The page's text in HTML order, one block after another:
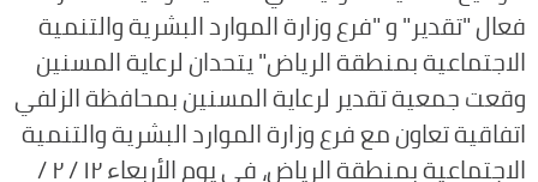
فعال "تقدير" و "فرع وزارة الموارد البشرية والتنمية
الاجتماعية بمنطقة الرياض" يتحدان لرعاية المسنين
وقعت جمعية تقدير لرعاية المسنين بمحافظة الزلفي
اتفاقية تعاون مع فرع وزارة الموارد البشرية والتنمية
الاجتماعية بمنطقة الرياض، في يوم الأربعاء ١٢ / ٢ /